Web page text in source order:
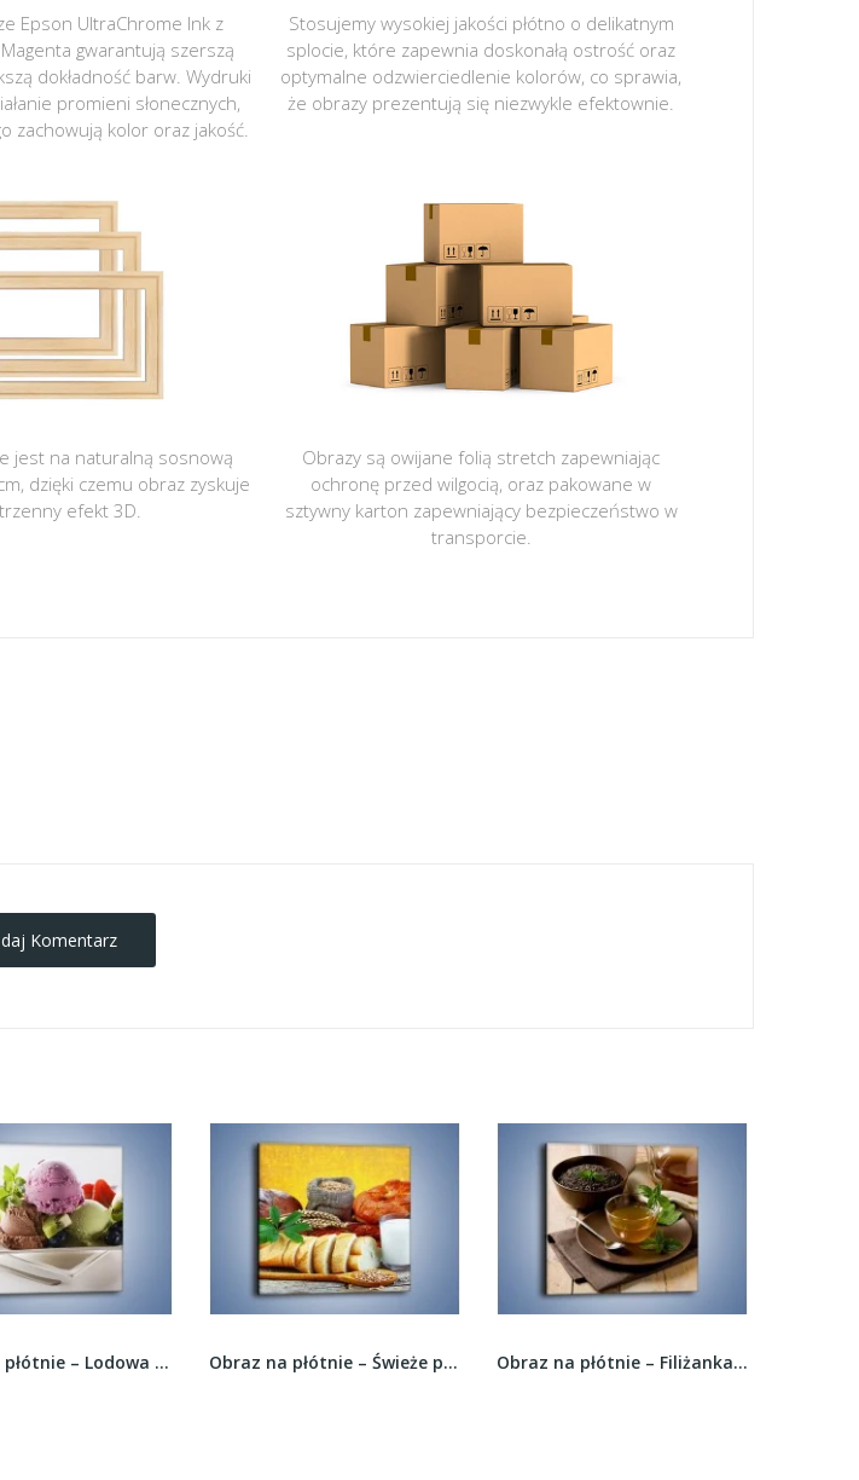
Epson UltraChrome Ink z
gwarantują szerszą
dokładność barw. Wydruki
promieni słonecznych,
zachowują kolor oraz jakość.
Stosujemy wysokiej jakości płótno o delikatnym
splocie, które zapewnia doskonałą ostrość oraz
optymalne odzwierciedlenie kolorów, co sprawia,
że obrazy prezentują się niezwykle efektownie.
jest na naturalną sosnową
dzięki czemu obraz zyskuje
efekt 3D.
Obrazy są owijane folią stretch zapewniając
ochronę przed wilgocią, oraz pakowane w
sztywny karton zapewniający bezpieczeństwo w
transporcie.
Komentarz
Obraz na płótnie – Lodowa moc owoców –... Obraz na płótnie – Świeże poranne pieczywo –... Obraz na płótnie – Filiżanka herbaty na poprawę...